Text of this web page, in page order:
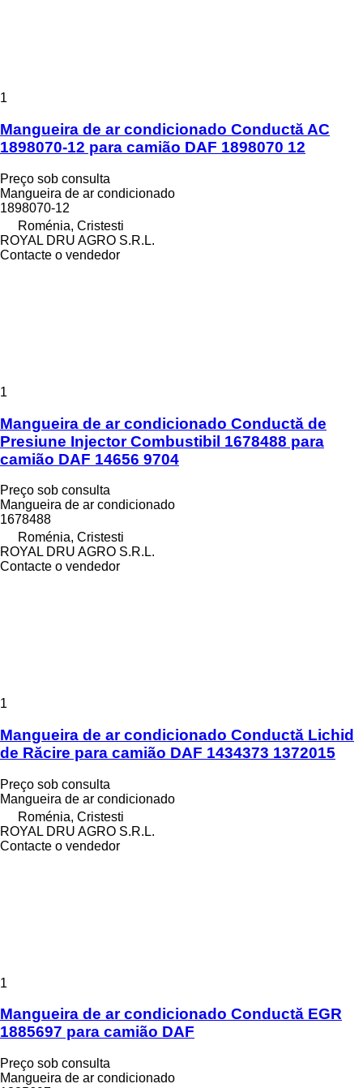
1
Mangueira de ar condicionado Conductă AC
1898070-12 para camião DAF 1898070 12
Preço sob consulta
Mangueira de ar condicionado
1898070-12
Roménia, Cristesti
ROYAL DRU AGRO S.R.L.
Contacte o vendedor
1
Mangueira de ar condicionado Conductă de
Presiune Injector Combustibil 1678488 para
camião DAF 14656 9704
Preço sob consulta
Mangueira de ar condicionado
1678488
Roménia, Cristesti
ROYAL DRU AGRO S.R.L.
Contacte o vendedor
1
Mangueira de ar condicionado Conductă Lichid
de Răcire para camião DAF 1434373 1372015
Preço sob consulta
Mangueira de ar condicionado
Roménia, Cristesti
ROYAL DRU AGRO S.R.L.
Contacte o vendedor
1
Mangueira de ar condicionado Conductă EGR
1885697 para camião DAF
Preço sob consulta
Mangueira de ar condicionado